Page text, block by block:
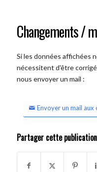
Changements /
Si les données affichées
nécessitent d'être
nous envoyer un mail :
Envoyer un mail
Partager cette publication